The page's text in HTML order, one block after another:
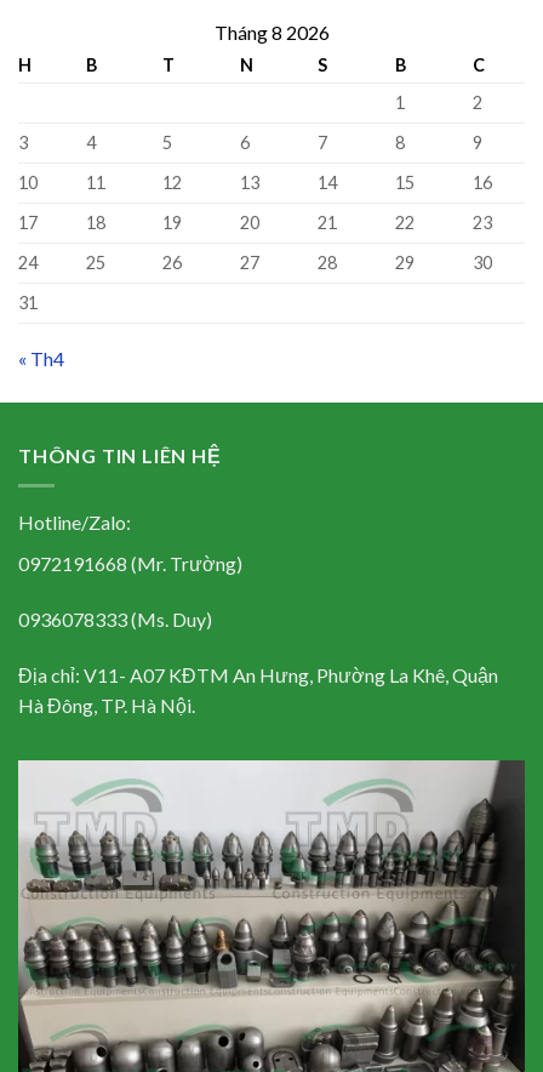
Tháng 8 2026
H B T N S B
C
1
2
3
4 5 6 7 8
9
10
11 12 13 14 15
16
17
18 19 20 21 22
23
24
25 26 27 28 29
30
31
« Th4
THÔNG TIN LIÊN HỆ
Hotline/Zalo:
0972191668 (Mr. Trường)
0936078333 (Ms. Duy)
Địa chỉ: V11- A07 KĐTM An Hưng, Phường La Khê, Quận
Hà Đông, TP. Hà Nội.